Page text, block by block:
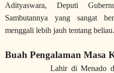
Adityaswara, Deputi
Sambutannya yang sangat
menggali lebih jauh tentang beliau.
Buah Pengalaman Masa
Lahir di Menado